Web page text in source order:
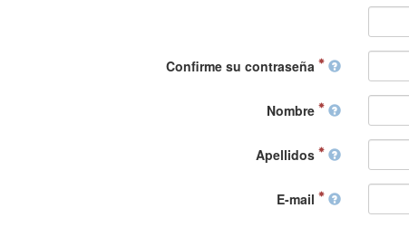
Confirme su contraseña
Nombre
Apellidos
E-mail